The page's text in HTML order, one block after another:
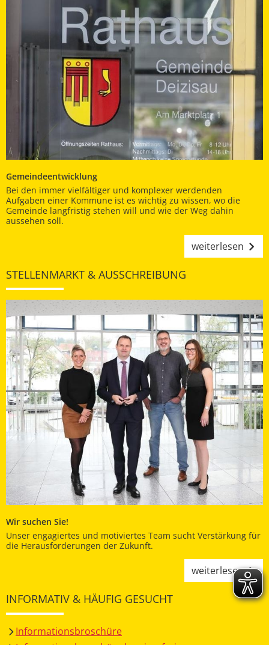
Gemeindeentwicklung
Bei den immer vielfältiger und komplexer werdenden
Aufgaben einer Kommune ist es wichtig zu wissen, wo die
Gemeinde langfristig stehen will und wie der Weg dahin
aussehen soll.
weiterlesen
STELLENMARKT & AUSSCHREIBUNG
Wir suchen Sie!
Unser engagiertes und motiviertes Team sucht Verstärkung für
die Herausforderungen der Zukunft.
weiterlesen
INFORMATIV & HÄUFIG GESUCHT
Informationsbroschüre